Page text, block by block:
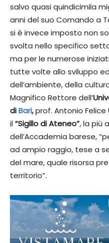
salvo quasi quindicimila
anni del suo Comando a
si è invece imposto non
svolta nello specifico
ma per le numerose
tutte volte allo sviluppo
dell’ambiente, della
Magnifico Rettore dell’
diBari,prof. Antonio
il“Sigillo di Ateneo”, la più
dell’Accademia barese,
ad ampio raggio, tese a
del mare, quale risorsa
territorio”.